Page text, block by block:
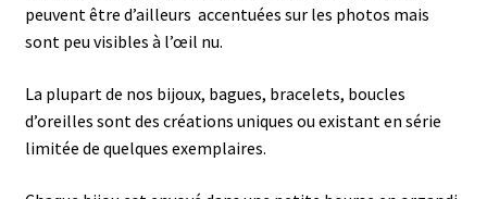
peuvent être d’ailleurs accentuées sur les photos mais
sont peu visibles à l’œil nu.
La plupart de nos bijoux, bagues, bracelets, boucles
d’oreilles sont des créations uniques ou existant en série
limitée de quelques exemplaires.